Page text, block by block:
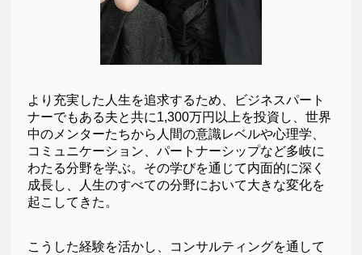
より充実した人生を追求するため、ビジネスパート
ナーでもある夫と共に1,300万円以上を投資し、世界
中のメンターたちから人間の意識レベルや心理学、
コミュニケーション、パートナーシップなど多岐に
わたる分野を学ぶ。その学びを通じて内面的に深く
成長し、人生のすべての分野において大きな変化を
起こしてきた。
こうした経験を活かし、コンサルティングを通して